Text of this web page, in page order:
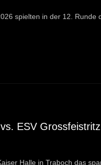
spielten in der 12.
ESV Grossfeistritz
Halle in Traboch das